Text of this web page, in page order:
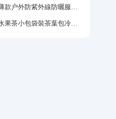
粉色冰絲防曬衣女款夏薄款户外防紫外線防曬服修身緊身短外套上衣
蜜桃烏龍茶包組合白桃水果茶小包袋裝茶葉包冷泡茶泡水喝的東西